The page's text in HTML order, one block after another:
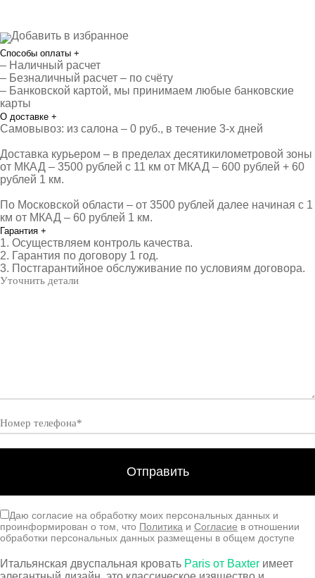
Добавить в избранное
Способы оплаты +
– Наличный расчет
– Безналичный расчет – по счёту
– Банковской картой, мы принимаем любые банковские
карты
О доставке +
Самовывоз: из салона – 0 руб., в течение 3-х дней
Доставка курьером – в пределах десятикилометровой зоны
от МКАД – 3500 рублей с 11 км от МКАД – 600 рублей + 60
рублей 1 км.
По Московской области – от 3500 рублей далее начиная с 1
км от МКАД – 60 рублей 1 км.
Гарантия +
1. Осуществляем контроль качества.
2. Гарантия по договору 1 год.
3. Постгарантийное обслуживание по условиям договора.
Даю согласие на обработку моих персональных данных и
проинформирован о том, что Политика и Согласие в отношении
обработки персональных данных размещены в общем доступе
Итальянская двуспальная кровать Paris от Baxter имеет